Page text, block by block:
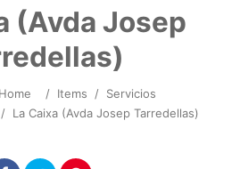
(Avda Josep
/ Items / Servicios
/ La Caixa (Avda Josep Tarredellas)